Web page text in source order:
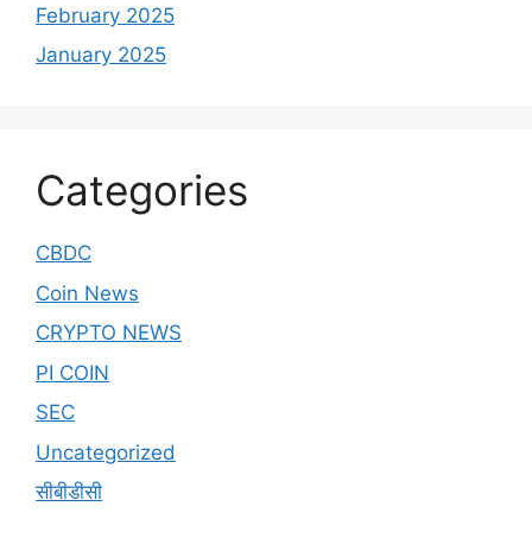
February 2025
January 2025
Categories
CBDC
Coin News
CRYPTO NEWS
PI COIN
SEC
Uncategorized
सीबीडीसी